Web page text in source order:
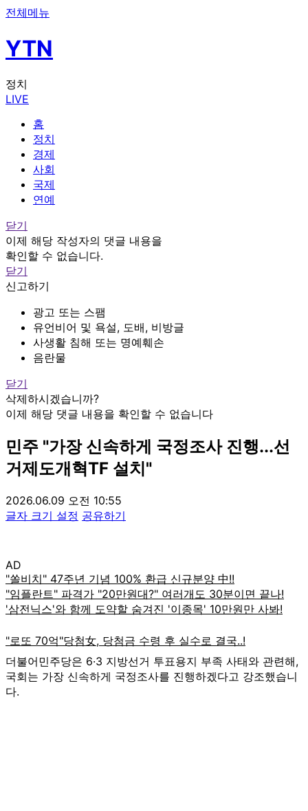
전체메뉴
YTN
정치
LIVE
홈
정치
경제
사회
국제
연예
닫기
이제 해당 작성자의 댓글 내용을
확인할 수 없습니다.
닫기
신고하기
광고 또는 스팸
유언비어 및 욕설, 도배, 비방글
사생활 침해 또는 명예훼손
음란물
닫기
삭제하시겠습니까?
이제 해당 댓글 내용을 확인할 수 없습니다
민주 "가장 신속하게 국정조사 진행...선
거제도개혁TF 설치"
2026.06.09 오전 10:55
글자 크기 설정 공유하기
AD
더불어민주당은 6·3 지방선거 투표용지 부족 사태와 관련해,
국회는 가장 신속하게 국정조사를 진행하겠다고 강조했습니
다.